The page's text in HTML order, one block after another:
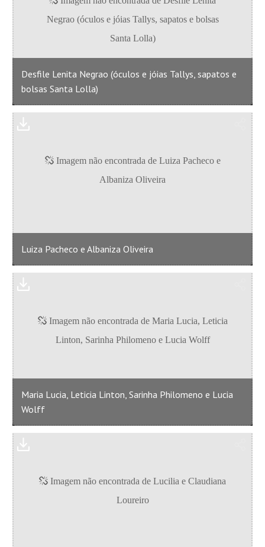
Desfile Lenita Negrao (óculos e jóias Tallys, sapatos e
bolsas Santa Lolla)
Luiza Pacheco e Albaniza Oliveira
Maria Lucia, Leticia Linton, Sarinha Philomeno e Lucia
Wolff